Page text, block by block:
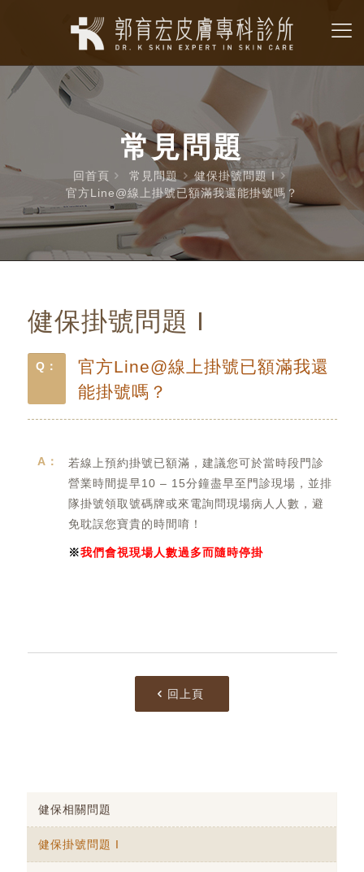
常見問題
回首頁 常見問題
健保掛號問題 I
官方Line@線上掛號已額滿我還能掛號嗎？
健保掛號問題 I
Q：
官方Line@線上掛號已額滿我還
能掛號嗎？
若線上預約掛號已額滿，建議您可於當時段門診
營業時間提早10 – 15分鐘盡早至門診現場，並排
隊掛號領取號碼牌或來電詢問現場病人人數，避
免耽誤您寶貴的時間唷！
※我們會視現場人數過多而隨時停掛
回上頁
健保相關問題
健保掛號問題 I